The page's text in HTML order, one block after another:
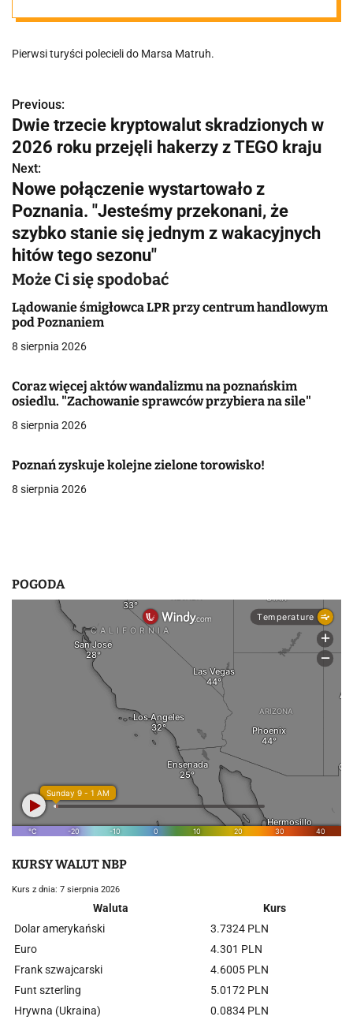
Pierwsi turyści polecieli do Marsa Matruh.
N
a
w
i
g
a
c
j
a
w
p
s
u
Previous:
Dwie trzecie kryptowalut skradzionych w
2026 roku przejęli hakerzy z TEGO kraju
Next:
Nowe połączenie wystartowało z
Poznania. "Jesteśmy przekonani, że
szybko stanie się jednym z wakacyjnych
hitów tego sezonu"
Może Ci się spodobać
Lądowanie śmigłowca LPR przy centrum handlowym
pod Poznaniem
8 sierpnia 2026
Coraz więcej aktów wandalizmu na poznańskim
osiedlu. "Zachowanie sprawców przybiera na sile"
8 sierpnia 2026
Poznań zyskuje kolejne zielone torowisko!
8 sierpnia 2026
POGODA
KURSY WALUT NBP
Kurs z dnia: 7 sierpnia 2026
Waluta
Kurs
Dolar amerykański
3.7324 PLN
Euro
4.301 PLN
Frank szwajcarski
4.6005 PLN
Funt szterling
5.0172 PLN
Hrywna (Ukraina)
0.0834 PLN